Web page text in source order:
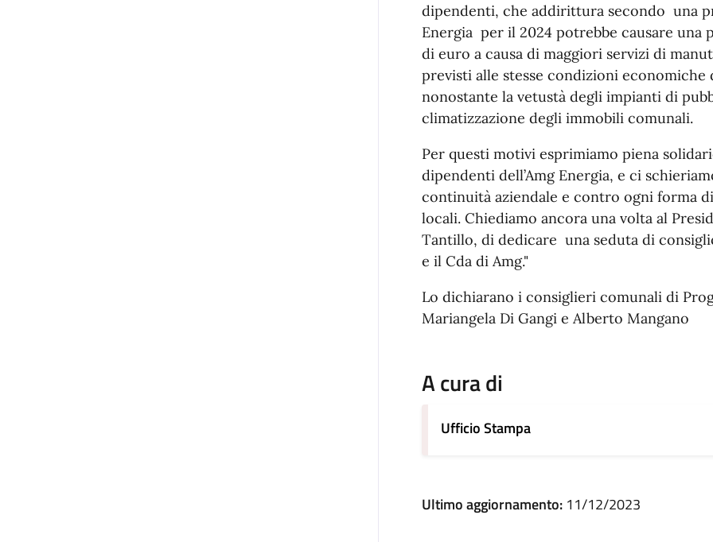
dipendenti, che addirittura secondo una
Energia per il 2024 potrebbe causare
di euro a causa di maggiori servizi di
previsti alle stesse condizioni
nonostante la vetustà degli impianti di
climatizzazione degli immobili comunali.
Per questi motivi esprimiamo piena
dipendenti dell’Amg Energia, e ci
continuità aziendale e contro ogni forma
locali. Chiediamo ancora una volta al
Tantillo, di dedicare una seduta di
e il Cda di Amg."
Lo dichiarano i consiglieri comunali di
Mariangela Di Gangi e Alberto Mangano
A cura di
Ufficio Stampa
Ultimo aggiornamento: 11/12/2023